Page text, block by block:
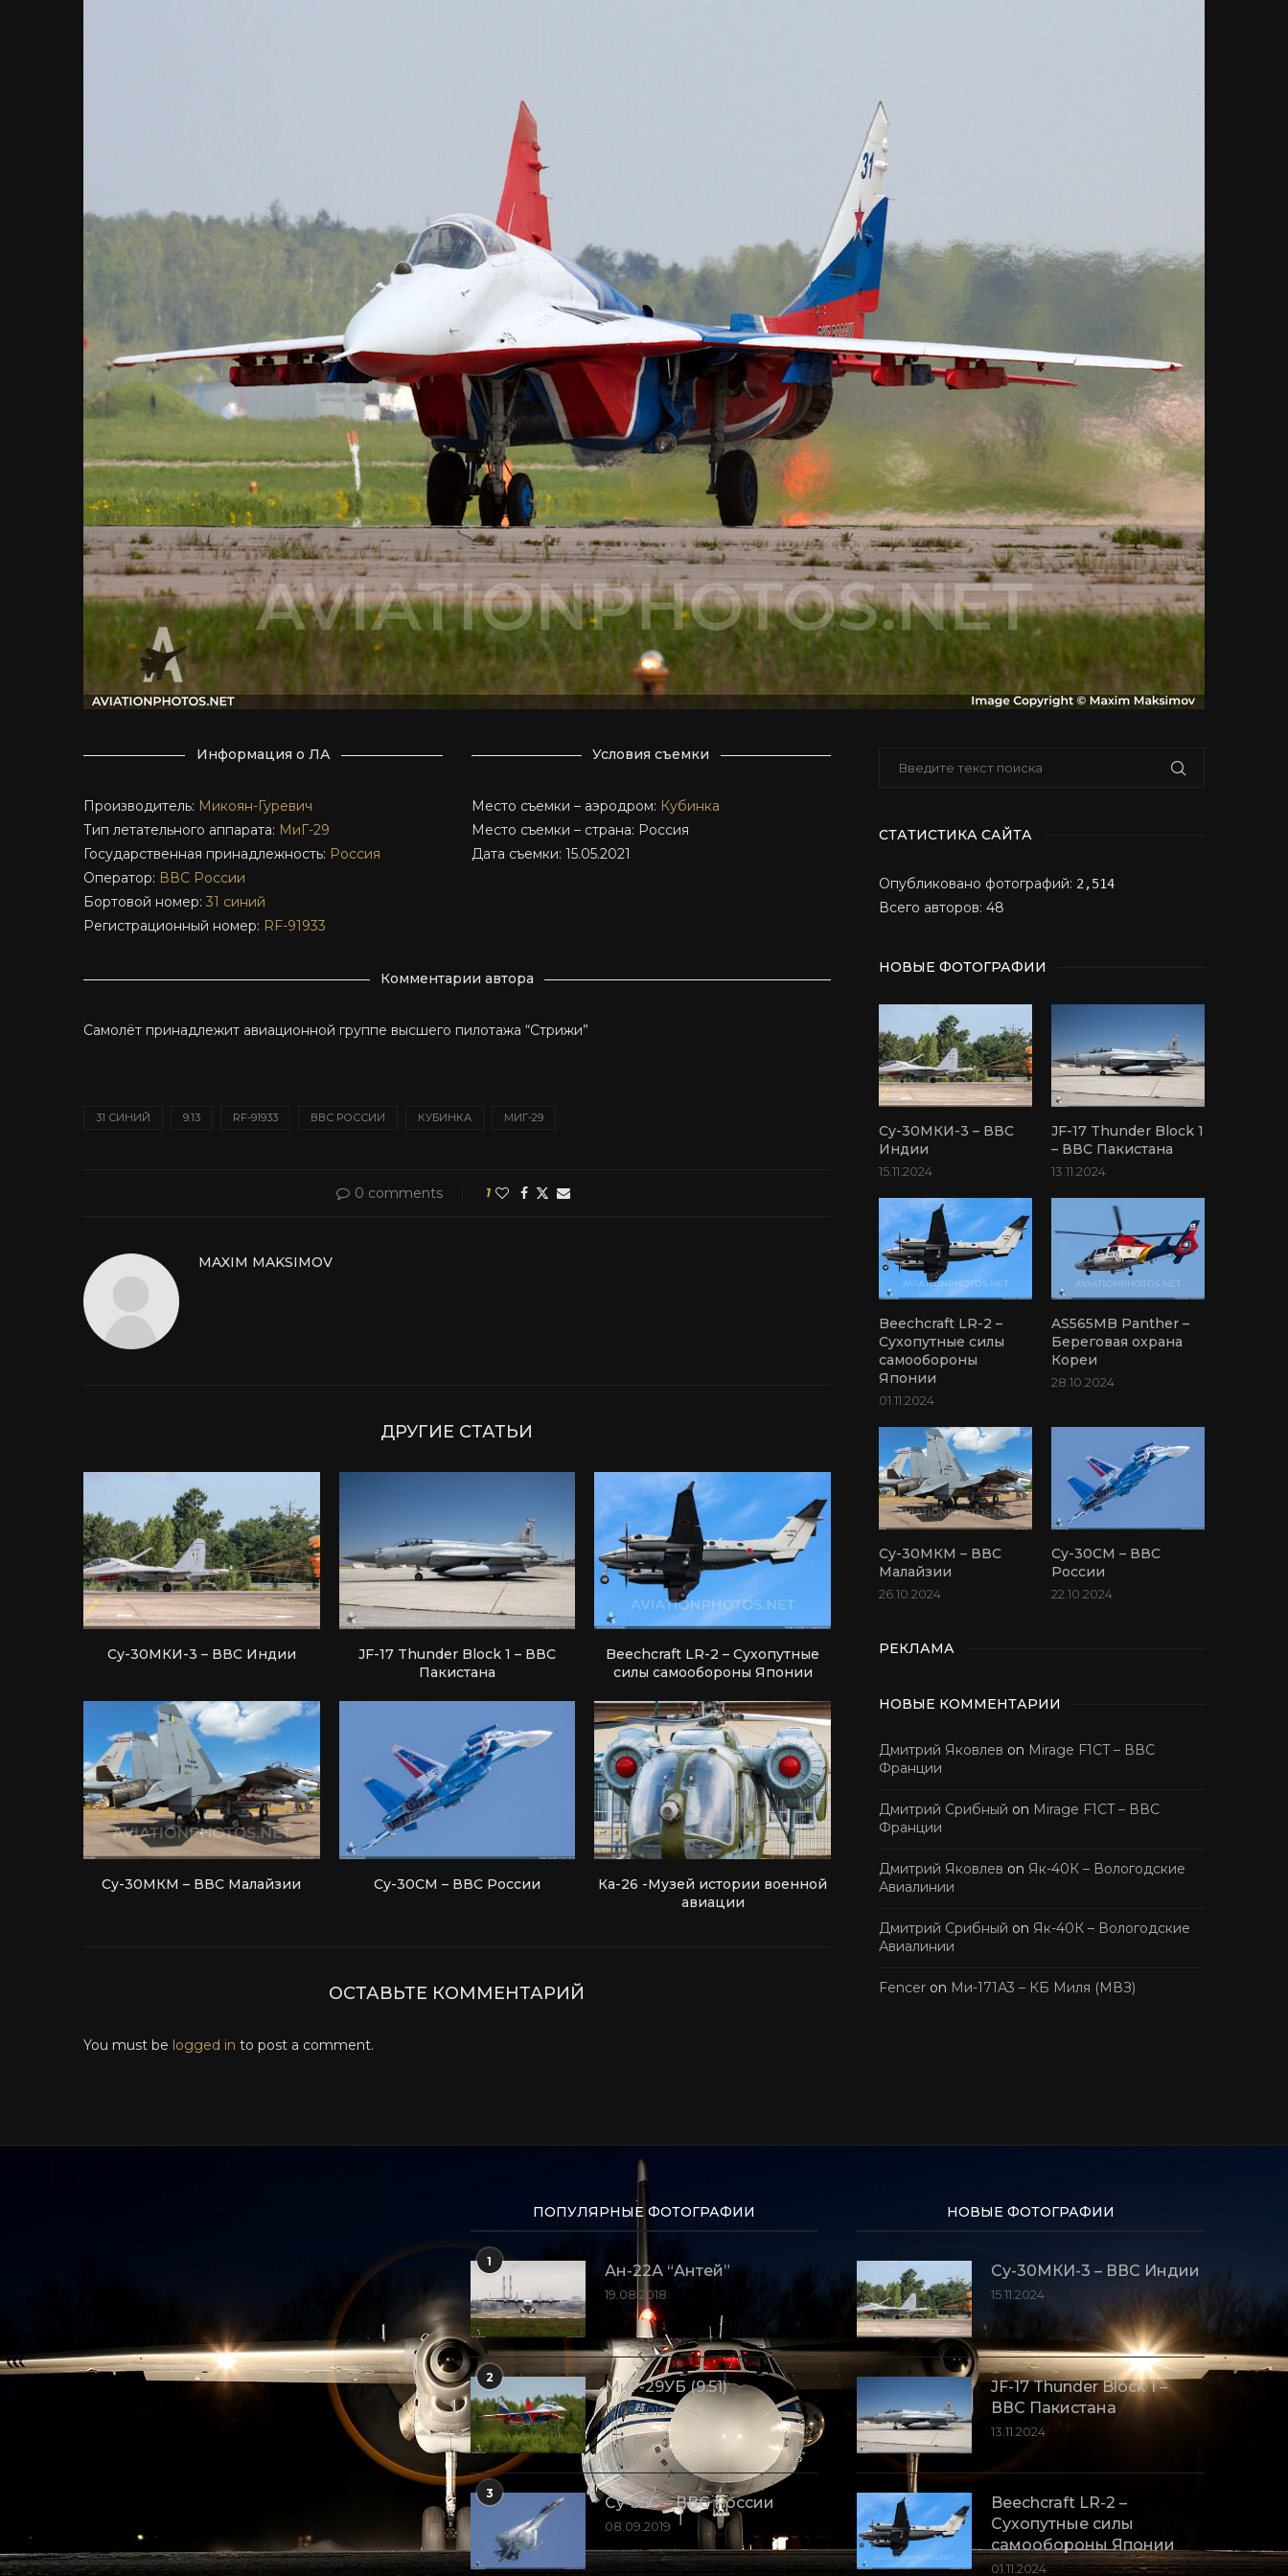
Информация о ЛА
Производитель: Микоян-Гуревич
Тип летательного аппарата: МиГ-29
Государственная принадлежность: Россия
Оператор: ВВС России
Бортовой номер: 31 синий
Регистрационный номер: RF-91933
Условия съемки
Место съемки – аэродром: Кубинка
Место съемки – страна: Россия
Дата съемки: 15.05.2021
Комментарии автора
Самолёт принадлежит авиационной группе высшего пилотажа “Стрижи”
31 СИНИЙ 9.13 RF-91933 ВВС РОССИИ КУБИНКА МИГ-29
0 comments 1
MAXIM MAKSIMOV
ДРУГИЕ СТАТЬИ
Су-30МКИ-3 – ВВС Индии
JF-17 Thunder Block 1 – ВВС
Пакистана
Beechcraft LR-2 – Сухопутные
силы самообороны Японии
Су-30МКМ – ВВС Малайзии Су-30СМ – ВВС России
Ка-26 -Музей истории военной
авиации
ОСТАВЬТЕ КОММЕНТАРИЙ
You must be logged in to post a comment.
СТАТИСТИКА САЙТА
Опубликовано фотографий: 2,514
Всего авторов: 48
НОВЫЕ ФОТОГРАФИИ
Су-30МКИ-3 – ВВС
Индии
15.11.2024
JF-17 Thunder Block 1
– ВВС Пакистана
13.11.2024
Beechcraft LR-2 –
Сухопутные силы
самообороны
Японии
01.11.2024
AS565MB Panther –
Береговая охрана
Кореи
28.10.2024
Су-30МКМ – ВВС
Малайзии
26.10.2024
Су-30СМ – ВВС
России
22.10.2024
РЕКЛАМА
НОВЫЕ КОММЕНТАРИИ
Дмитрий Яковлев on Mirage F1CT – ВВС
Франции
Дмитрий Срибный on Mirage F1CT – ВВС
Франции
Дмитрий Яковлев on Як-40К – Вологодские
Авиалинии
Дмитрий Срибный on Як-40К – Вологодские
Авиалинии
Fencer on Ми-171А3 – КБ Миля (МВЗ)
ПОПУЛЯРНЫЕ ФОТОГРАФИИ
1
Ан-22А “Антей”
19.08.2018
2
МиГ-29УБ (9.51)
10.09.2018
3
Су-35С – ВВС России
08.09.2019
НОВЫЕ ФОТОГРАФИИ
Су-30МКИ-3 – ВВС Индии
15.11.2024
JF-17 Thunder Block 1 –
ВВС Пакистана
13.11.2024
Beechcraft LR-2 –
Сухопутные силы
самообороны Японии
01.11.2024